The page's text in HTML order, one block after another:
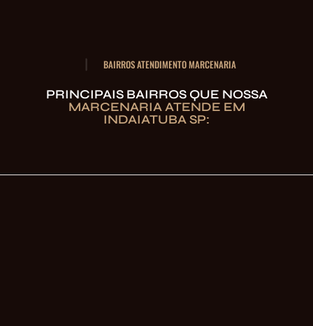
BAIRROS ATENDIMENTO MARCENARIA
PRINCIPAIS BAIRROS QUE NOSSA
MARCENARIA ATENDE EM
INDAIATUBA SP: